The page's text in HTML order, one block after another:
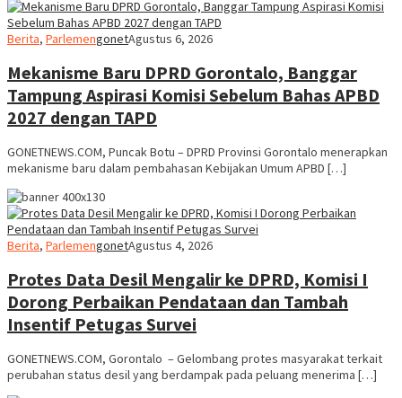
Berita, ParlemengonetAgustus 6, 2026
Mekanisme Baru DPRD Gorontalo, Banggar
Tampung Aspirasi Komisi Sebelum Bahas APBD
2027 dengan TAPD
GONETNEWS.COM, Puncak Botu – DPRD Provinsi Gorontalo menerapkan
mekanisme baru dalam pembahasan Kebijakan Umum APBD […]
Berita, ParlemengonetAgustus 4, 2026
Protes Data Desil Mengalir ke DPRD, Komisi I
Dorong Perbaikan Pendataan dan Tambah
Insentif Petugas Survei
GONETNEWS.COM, Gorontalo – Gelombang protes masyarakat terkait
perubahan status desil yang berdampak pada peluang menerima […]